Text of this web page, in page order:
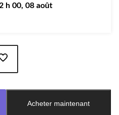
h 00, 08 août
Acheter maintenant